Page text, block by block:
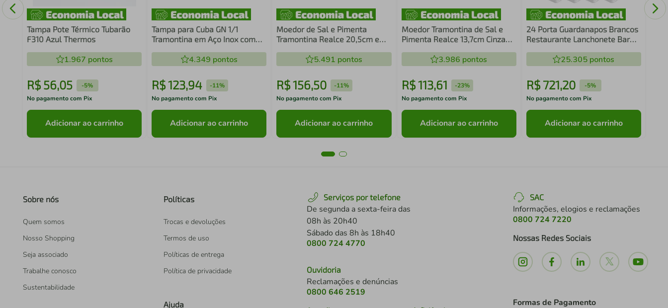
Tampa Pote Térmico Tubarão
F310 Azul Thermos
1.967 pontos
R$ 56,05 -5%
No pagamento com Pix
Adicionar ao carrinho
Tampa para Cuba GN 1/1
Tramontina em Aço Inox com
4.349 pontos
R$123,94 -11%
No pagamento com Pix
Adicionar ao carrinho
Moedor de Sal e Pimenta
Tramontina Realce 20,5cm em
5.491 pontos
R$156,50 -11%
No pagamento com Pix
Adicionar ao carrinho
Moedor Tramontina de Sal e
Pimenta Realce 13,7cm Cinza
3.986 pontos
R$113,61 -23%
No pagamento com Pix
Adicionar ao carrinho
24 Porta Guardanapos Brancos
Restaurante Lanchonete Bar
25.305 pontos
R$ 721,20 -5%
No pagamento com Pix
Adicionar ao carrinho
Sobre nós
Quem somos
Nosso Shopping
Seja associado
Trabalhe conosco
Sustentabilidade
Políticas
Trocas e devoluções
Termos de uso
Políticas de entrega
Política de privacidade
Ajuda
Serviços por telefone
De segunda a sexta-feira das
08h às 20h40
Sábado das 8h às 18h40
0800 724 4770
Ouvidoria
Reclamações e denúncias
0800 646 2519
SAC
Informações, elogios e reclamações
0800 724 7220
Nossas Redes Sociais
Formas de Pagamento